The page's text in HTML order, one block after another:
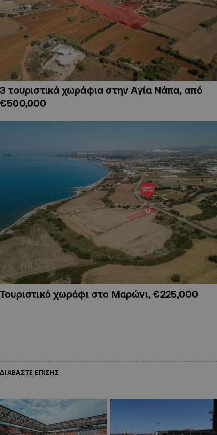
3 τουριστικά χωράφια στην Αγία Νάπα, από
€500,000
Τουριστικό χωράφι στο Μαρώνι, €225,000
ΔΙΑΒΑΣΤΕ ΕΠΙΣΗΣ